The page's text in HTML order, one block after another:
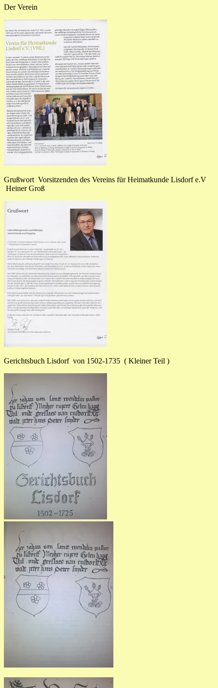
Der Verein
Grußwort Vorsitzenden des Vereins für Heimatkunde Lisdorf e.V
Heiner Groß
Gerichtsbuch Lisdorf von 1502-1735 ( Kleiner Teil )